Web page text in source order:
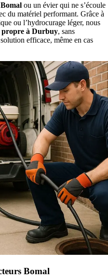
ou un évier qui ne s’écoule
du matériel performant. Grâce à
ou l’hydrocurage léger, nous
propre à Durbuy, sans
efficace, même en cas
Bomal